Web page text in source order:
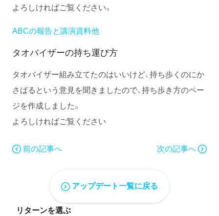
よろしければご覧ください。
ABCの報告と講演資料他
タオバイザーの持ち運び方
タオバイザー組み立てたのはいいけど、持ち歩くのにか
さばるという意見を聞きましたので、持ち歩き方のペー
ジを作成しました。
よろしければご覧ください
前の記事へ 次の記事へ
アップデート一覧に戻る
リターンを選ぶ